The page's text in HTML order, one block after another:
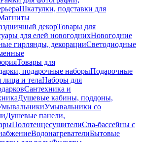
Шкатулки, подставки для
декорТовары для
для елей новогоднихНовогодние
гирлянды, декорацииСветодиодные
Товары для
подарочные наборыПодарочные
и телаНаборы для
Сантехника и
Душевые кабины, поддоны,
Умывальники со
Душевые панели,
ПолотенцесушителиСпа-бассейны с
ВодонагревателиБытовые